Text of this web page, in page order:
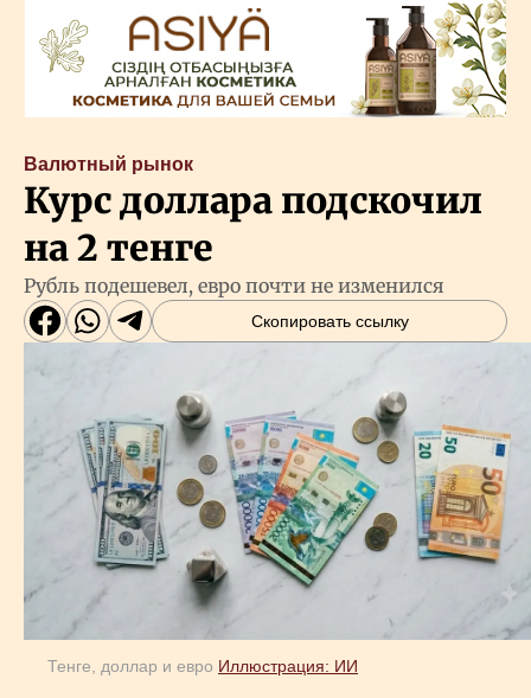
Валютный рынок
Курс доллара подскочил
на 2 тенге
Рубль подешевел, евро почти не изменился
Скопировать ссылку
Тенге, доллар и евро Иллюстрация: ИИ